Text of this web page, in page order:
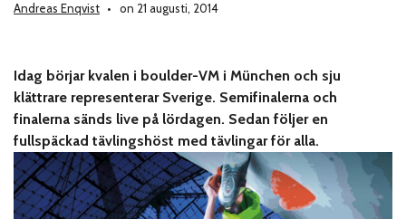
Andreas Enqvist on 21 augusti, 2014
Idag börjar kvalen i boulder-VM i München och sju
klättrare representerar Sverige. Semifinalerna och
finalerna sänds live på lördagen. Sedan följer en
fullspäckad tävlingshöst med tävlingar för alla.